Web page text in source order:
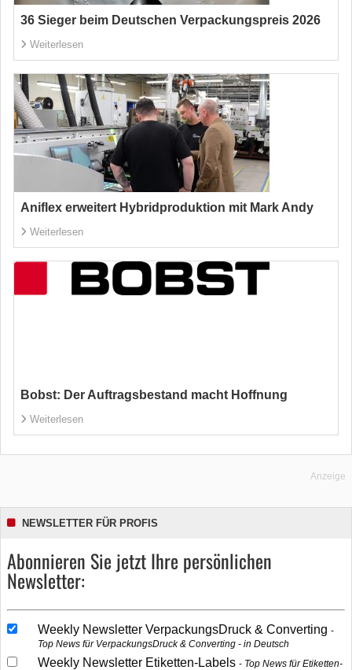
36 Sieger beim Deutschen Verpackungspreis 2026
Weiterlesen
Aniflex erweitert Hybridproduktion mit Mark Andy
Weiterlesen
Bobst: Der Auftragsbestand macht Hoffnung
Weiterlesen
Anzeige
NEWSLETTER FÜR PROFIS
Abonnieren Sie jetzt Ihre persönlichen
Newsletter:
Weekly Newsletter VerpackungsDruck & Converting
Top News für VerpackungsDruck & Converting - in Deutsch
Weekly Newsletter Etiketten-Labels
Top News für Etiketten-